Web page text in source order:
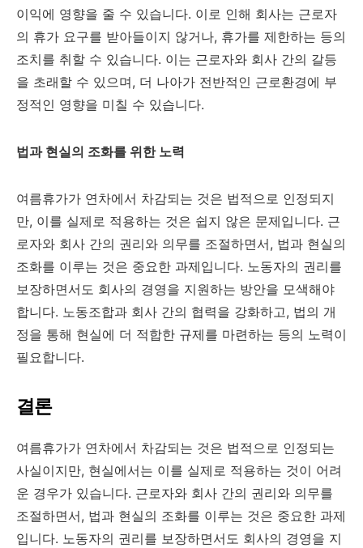
이익에 영향을 줄 수 있습니다. 이로 인해 회사는 근로자
의 휴가 요구를 받아들이지 않거나, 휴가를 제한하는 등의
조치를 취할 수 있습니다. 이는 근로자와 회사 간의 갈등
을 초래할 수 있으며, 더 나아가 전반적인 근로환경에 부
정적인 영향을 미칠 수 있습니다.
법과 현실의 조화를 위한 노력
여름휴가가 연차에서 차감되는 것은 법적으로 인정되지
만, 이를 실제로 적용하는 것은 쉽지 않은 문제입니다. 근
로자와 회사 간의 권리와 의무를 조절하면서, 법과 현실의
조화를 이루는 것은 중요한 과제입니다. 노동자의 권리를
보장하면서도 회사의 경영을 지원하는 방안을 모색해야
합니다. 노동조합과 회사 간의 협력을 강화하고, 법의 개
정을 통해 현실에 더 적합한 규제를 마련하는 등의 노력이
필요합니다.
결론
여름휴가가 연차에서 차감되는 것은 법적으로 인정되는
사실이지만, 현실에서는 이를 실제로 적용하는 것이 어려
운 경우가 있습니다. 근로자와 회사 간의 권리와 의무를
조절하면서, 법과 현실의 조화를 이루는 것은 중요한 과제
입니다. 노동자의 권리를 보장하면서도 회사의 경영을 지